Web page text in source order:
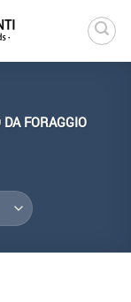
DA FORAGGIO